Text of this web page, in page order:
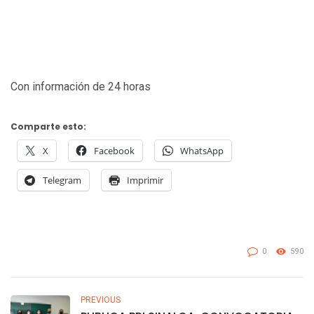
Con información de 24 horas
Comparte esto:
X Facebook WhatsApp
Telegram Imprimir
0 590
PREVIOUS